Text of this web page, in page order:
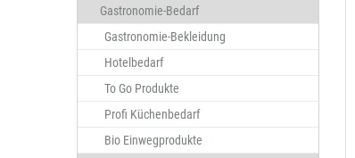
Gastronomie-Bedarf
Gastronomie-Bekleidung
Hotelbedarf
To Go Produkte
Profi Küchenbedarf
Bio Einwegprodukte